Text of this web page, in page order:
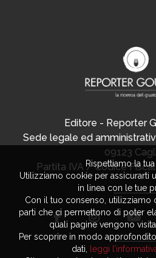
Editore - Reporter
Sede legale ed
09123
Partita IVA / Codice
Rispettiamo la
Utilizziamo cookie per assicurarti
in linea con le tue
Con il tuo consenso, utilizziamo
parti che ci permettono di poter
quali pagine vengono
Per scoprire in modo
dati,
leggi